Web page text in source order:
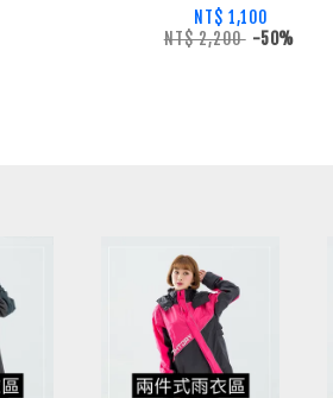
NT$ 1,100
NT$ 2,200 -50%